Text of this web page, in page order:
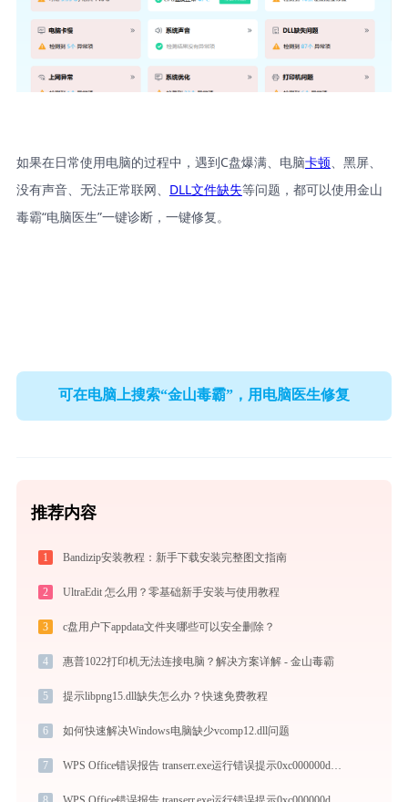
如果在日常使用电脑的过程中，遇到C盘爆满、电脑卡顿、黑屏、
没有声音、无法正常联网、 DLL文件缺失等问题，都可以使用金山
毒霸“电脑医生”一键诊断，一键修复。
可在电脑上搜索“金山毒霸”，用电脑医生修复
推荐内容
1 Bandizip安装教程：新手下载安装完整图文指南
2 UltraEdit 怎么用？零基础新手安装与使用教程
3 c盘用户下appdata文件夹哪些可以安全删除？
4 惠普1022打印机无法连接电脑？解决方案详解 - 金山毒霸
5 提示libpng15.dll缺失怎么办？快速免费教程
6 如何快速解决Windows电脑缺少vcomp12.dll问题
7 WPS Office错误报告 transerr.exe运行错误提示0xc000000d的解决办法